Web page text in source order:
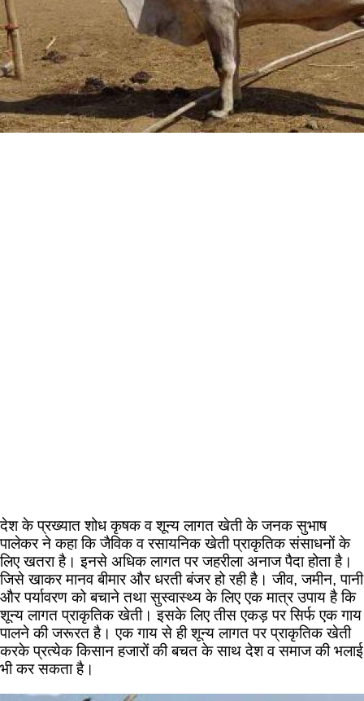
देश के प्रख्यात शोध कृषक व शून्य लागत खेती के जनक सुभाष
पालेकर ने कहा कि जैविक व रसायनिक खेती प्राकृतिक संसाधनों के
लिए खतरा है। इनसे अधिक लागत पर जहरीला अनाज पैदा होता है।
जिसे खाकर मानव बीमार और धरती बंजर हो रही है। जीव, जमीन, पानी
और पर्यावरण को बचाने तथा सुस्वास्थ्य के लिए एक मात्र उपाय है कि
शून्य लागत प्राकृतिक खेती। इसके लिए तीस एकड़ पर सिर्फ एक गाय
पालने की जरूरत है। एक गाय से ही शून्य लागत पर प्राकृतिक खेती
करके प्रत्येक किसान हजारों की बचत के साथ देश व समाज की भलाई
भी कर सकता है।